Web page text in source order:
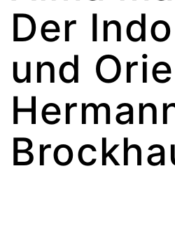
Der
und